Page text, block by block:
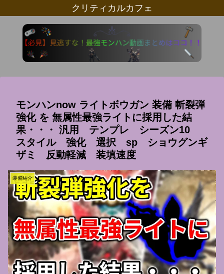
クリティカルカフェ
モンハンnow ライトボウガン 装備 斬裂弾
強化 を 無属性最強ライトに採用した結
果・・・ 汎用 テンプレ シーズン10
スタイル 強化 選択 sp ショウグンギ
ザミ 反動軽減 装填速度
装備紹介